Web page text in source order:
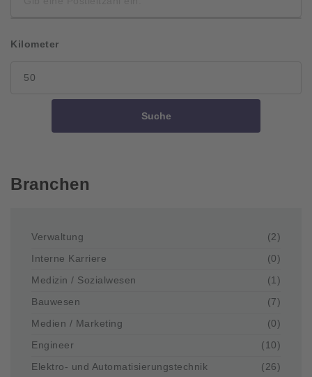
Kilometer
Suche
Branchen
Verwaltung
(2)
Interne Karriere
(0)
Medizin / Sozialwesen
(1)
Bauwesen
(7)
Medien / Marketing
(0)
Engineer
(10)
Elektro- und Automatisierungstechnik
(26)